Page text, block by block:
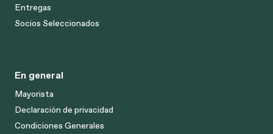
Entregas
Socios Seleccionados
En general
Mayorista
Declaración de privacidad
Condiciones Generales